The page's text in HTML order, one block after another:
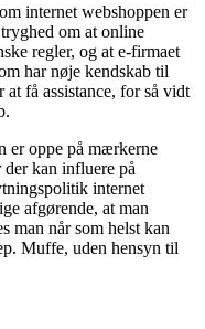
internet webshoppen er
om at online
regler, og at e-firmaet
har nøje kendskab til
få assistance, for så vidt
er oppe på mærkerne
der kan influere på
internet
afgørende, at man
man når som helst kan
Muffe, uden hensyn til